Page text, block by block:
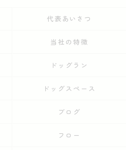
代表あいさつ
当社の特徴
ドッグラン
ドッグスペース
ブログ
フロー